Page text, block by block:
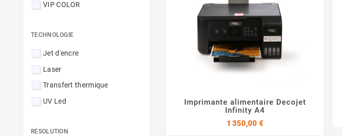
VIP COLOR
TECHNOLOGIE
Jet d'encre
Laser
Transfert thermique
UV Led
RÉSOLUTION
 
Imprimante alimentaire Decojet
Infinity A4
1 350,00 €Prix